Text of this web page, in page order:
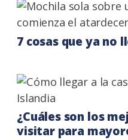
7 cosas que ya no
¿Cuáles son los
visitar para